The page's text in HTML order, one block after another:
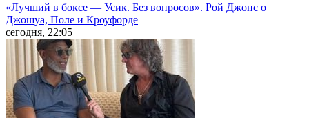
«Лучший в боксе — Усик. Без вопросов». Рой Джонс о
Джошуа, Поле и Кроуфорде
сегодня, 22:05